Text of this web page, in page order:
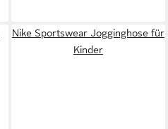
Nike Sportswear Jogginghose für
Kinder